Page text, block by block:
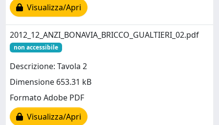
Visualizza/Apri
2012_12_ANZI_BONAVIA_BRICCO_GUALTIERI_02.pdf
non accessibile
Descrizione: Tavola 2
Dimensione 653.31 kB
Formato Adobe PDF
Visualizza/Apri